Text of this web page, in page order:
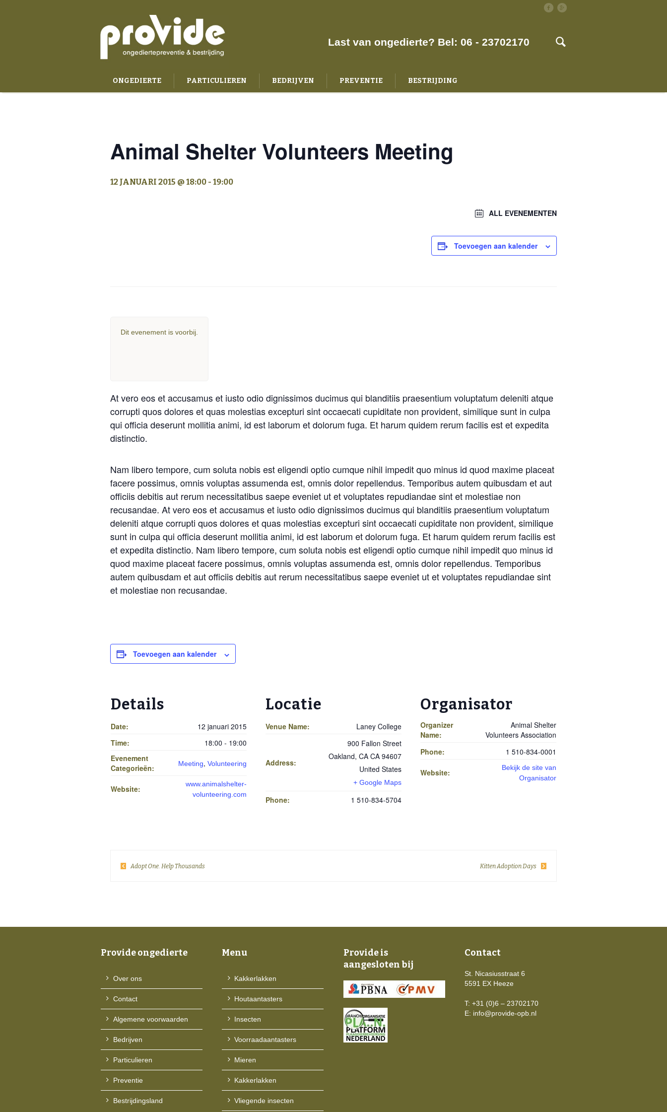
Last van ongedierte? Bel: 06 - 23702170
ONGEDIERTE PARTICULIEREN BEDRIJVEN PREVENTIE BESTRIJDING
Animal Shelter Volunteers Meeting
12 JANUARI 2015 @ 18:00 - 19:00
ALL EVENEMENTEN
Toevoegen aan kalender
Dit evenement is voorbij.
At vero eos et accusamus et iusto odio dignissimos ducimus qui blanditiis praesentium voluptatum deleniti atque
corrupti quos dolores et quas molestias excepturi sint occaecati cupiditate non provident, similique sunt in culpa
qui officia deserunt mollitia animi, id est laborum et dolorum fuga. Et harum quidem rerum facilis est et expedita
distinctio.
Nam libero tempore, cum soluta nobis est eligendi optio cumque nihil impedit quo minus id quod maxime placeat
facere possimus, omnis voluptas assumenda est, omnis dolor repellendus. Temporibus autem quibusdam et aut
officiis debitis aut rerum necessitatibus saepe eveniet ut et voluptates repudiandae sint et molestiae non
recusandae. At vero eos et accusamus et iusto odio dignissimos ducimus qui blanditiis praesentium voluptatum
deleniti atque corrupti quos dolores et quas molestias excepturi sint occaecati cupiditate non provident, similique
sunt in culpa qui officia deserunt mollitia animi, id est laborum et dolorum fuga. Et harum quidem rerum facilis est
et expedita distinctio. Nam libero tempore, cum soluta nobis est eligendi optio cumque nihil impedit quo minus id
quod maxime placeat facere possimus, omnis voluptas assumenda est, omnis dolor repellendus. Temporibus
autem quibusdam et aut officiis debitis aut rerum necessitatibus saepe eveniet ut et voluptates repudiandae sint
et molestiae non recusandae.
Toevoegen aan kalender
Details
Date:
12 januari 2015
Time:
18:00 - 19:00
Evenement
Categorieën:
Meeting,Volunteering
Website:
www.animalshelter-
volunteering.com
Locatie
Venue Name: Laney College
Address:
900 Fallon Street
Oakland, CA CA 94607
United States
+ Google Maps
Phone: 1 510-834-5704
Organisator
Organizer
Name:
Animal Shelter
Volunteers Association
Phone:
1 510-834-0001
Website:
Bekijk de site van
Organisator
Adopt One. Help Thousands Kitten Adoption Days
Provide ongedierte
Over ons
Contact
Algemene voorwaarden
Bedrijven
Particulieren
Preventie
Bestrijdingsland
Menu
Kakkerlakken
Houtaantasters
Insecten
Voorraadaantasters
Mieren
Kakkerlakken
Vliegende insecten
Provide is
aangesloten bij
Contact
St. Nicasiusstraat 6
5591 EX Heeze
T: +31 (0)6 – 23702170
E: info@provide-opb.nl